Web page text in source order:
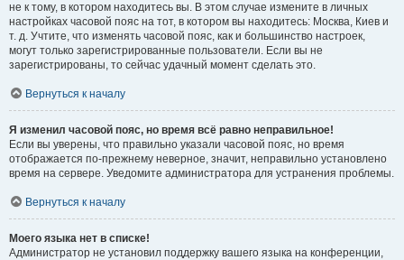
не к тому, в котором находитесь вы. В этом случае измените в личных
настройках часовой пояс на тот, в котором вы находитесь: Москва, Киев и
т. д. Учтите, что изменять часовой пояс, как и большинство настроек,
могут только зарегистрированные пользователи. Если вы не
зарегистрированы, то сейчас удачный момент сделать это.
Вернуться к началу
Я изменил часовой пояс, но время всё равно неправильное!
Если вы уверены, что правильно указали часовой пояс, но время
отображается по-прежнему неверное, значит, неправильно установлено
время на сервере. Уведомите администратора для устранения проблемы.
Вернуться к началу
Моего языка нет в списке!
Администратор не установил поддержку вашего языка на конференции,